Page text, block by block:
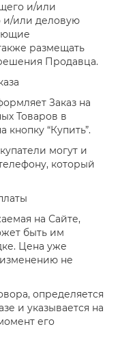
и/или
и/или деловую
размещать
Продавца.
Заказ на
Товаров в
“Купить”.
могут и
который
на Сайте,
быть им
Цена уже
изменению не
определяется
и указывается на
его